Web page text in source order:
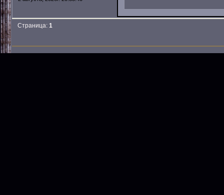
Страница:1